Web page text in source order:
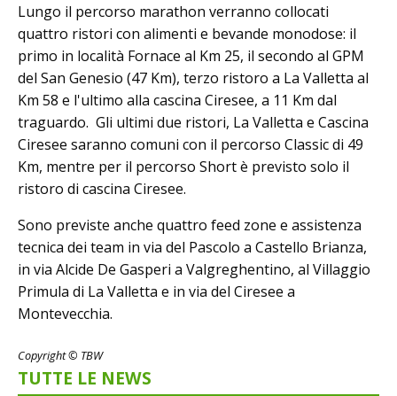
Lungo il percorso marathon verranno collocati
quattro ristori con alimenti e bevande monodose: il
primo in località Fornace al Km 25, il secondo al GPM
del San Genesio (47 Km), terzo ristoro a La Valletta al
Km 58 e l'ultimo alla cascina Ciresee, a 11 Km dal
traguardo. Gli ultimi due ristori, La Valletta e Cascina
Ciresee saranno comuni con il percorso Classic di 49
Km, mentre per il percorso Short è previsto solo il
ristoro di cascina Ciresee.
Sono previste anche quattro feed zone e assistenza
tecnica dei team in via del Pascolo a Castello Brianza,
in via Alcide De Gasperi a Valgreghentino, al Villaggio
Primula di La Valletta e in via del Ciresee a
Montevecchia.
Copyright © TBW
TUTTE LE NEWS